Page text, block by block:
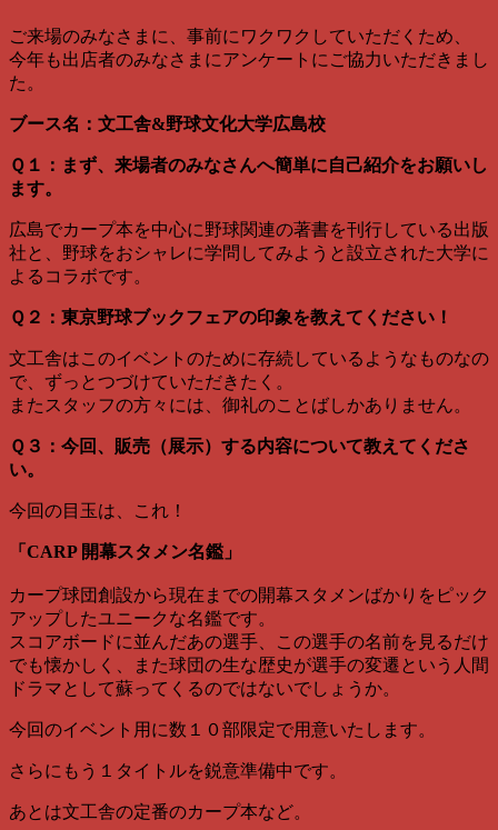
ご来場のみなさまに、事前にワクワクしていただくため、
今年も出店者のみなさまにアンケートにご協力いただきまし
た。
ブース名：文工舎&野球文化大学広島校
Ｑ１：まず、来場者のみなさんへ簡単に自己紹介をお願いし
ます。
広島でカープ本を中心に野球関連の著書を刊行している出版
社と、野球をおシャレに学問してみようと設立された大学に
よるコラボです。
Ｑ２：東京野球ブックフェアの印象を教えてください！
文工舎はこのイベントのために存続しているようなものなの
で、ずっとつづけていただきたく。
またスタッフの方々には、御礼のことばしかありません。
Ｑ３：今回、販売（展示）する内容について教えてくださ
い。
今回の目玉は、これ！
「CARP 開幕スタメン名鑑」
カープ球団創設から現在までの開幕スタメンばかりをピック
アップしたユニークな名鑑です。
スコアボードに並んだあの選手、この選手の名前を見るだけ
でも懐かしく、また球団の生な歴史が選手の変遷という人間
ドラマとして蘇ってくるのではないでしょうか。
今回のイベント用に数１０部限定で用意いたします。
さらにもう１タイトルを鋭意準備中です。
あとは文工舎の定番のカープ本など。